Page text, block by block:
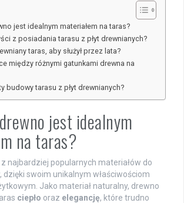
jest idealnym materiałem na taras?
z posiadania tarasu z płyt drewnianych?
taras, aby służył przez lata?
między różnymi gatunkami drewna na
budowy tarasu z płyt drewnianych?
jest idealnym
na taras?
najbardziej popularnych materiałów do
dzięki swoim unikalnym właściwościom
Jako materiał naturalny, drewno
ciepło oraz elegancję, które trudno